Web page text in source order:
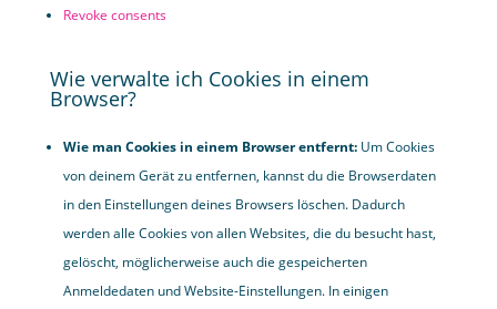
Revoke consents
Wie verwalte ich Cookies in einem
Browser?
Wie man Cookies in einem Browser entfernt:Um Cookies
von deinem Gerät zu entfernen, kannst du die Browserdaten
in den Einstellungen deines Browsers löschen. Dadurch
werden alle Cookies von allen Websites, die du besucht hast,
gelöscht, möglicherweise auch die gespeicherten
Anmeldedaten und Website-Einstellungen. In einigen